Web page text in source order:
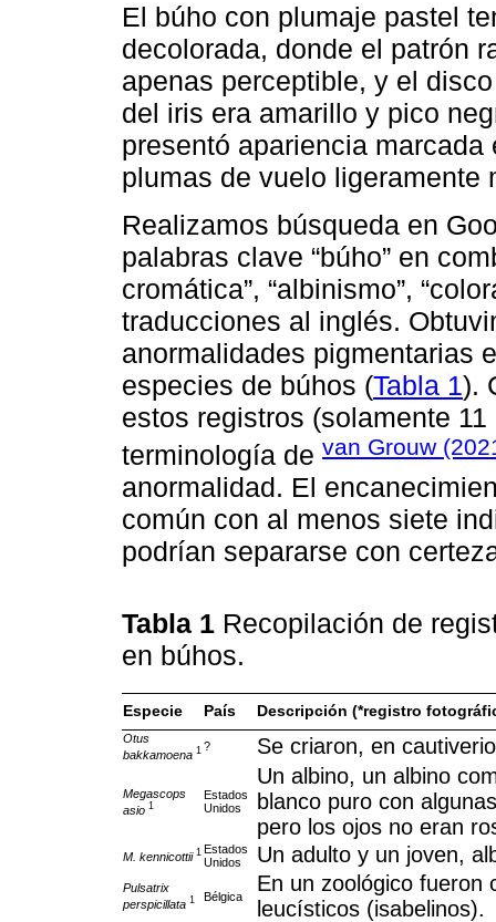
El búho con plumaje pastel
decolorada, donde el patrón
apenas perceptible, y el
del iris era amarillo y pico
presentó apariencia
plumas de vuelo ligeramente
Realizamos búsqueda en
palabras clave “búho” en
cromática”, “albinismo”,
traducciones al inglés.
anormalidades pigmentarias
especies de búhos (Tabla 1).
estos registros (solamente
terminología de van Grouw
anormalidad. El
común con al menos siete
podrían separarse con
Tabla 1 Recopilación de
en búhos.
Especie País Descripción (*registro
Otus
bakkamoena 1 ? Se criaron, en
Megascops
asio 1
Estados
Unidos
Un albino, un albino
blanco puro con
pero los ojos no eran
M. kennicottii 1 Estados
Unidos
Un adulto y un joven,
Pulsatrix
perspicillata 1 Bélgica
En un zoológico fueron
leucísticos (isabelinos).